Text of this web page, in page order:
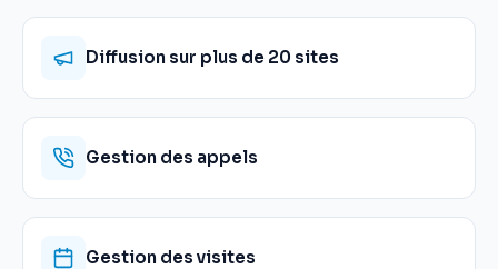
Diffusion sur plus de 20 sites
Gestion des appels
Gestion des visites